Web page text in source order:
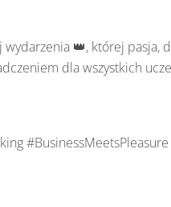
👑, której pasja,
dla wszystkich
#BusinessMeetsPleasure